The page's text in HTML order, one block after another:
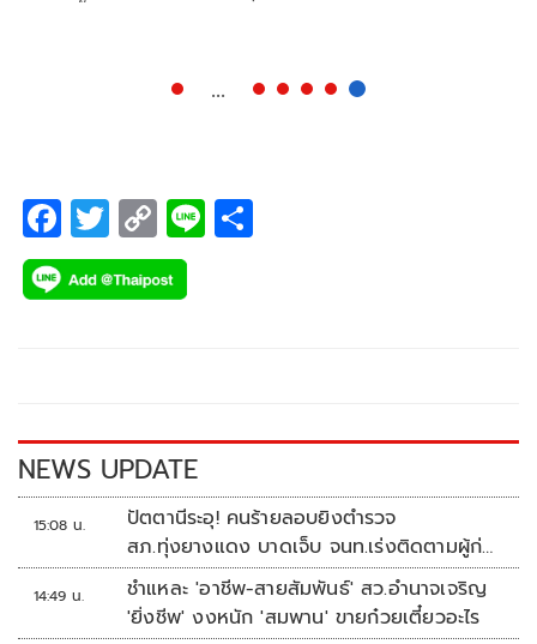
F
ac
e
k
T
wi
tt
C
o
p
k
Li
NEWS UPDATE
15:08 น.
ปัตตานีระอุ! คนร้ายลอบยิงตำรวจ
สภ.ทุ่งยางแดง บาดเจ็บ จนท.เร่งติดตามผู้ก่อ
เหตุ
14:49 น.
ชำแหละ 'อาชีพ-สายสัมพันธ์' สว.อำนาจเจริญ
'ยิ่งชีพ' งงหนัก 'สมพาน' ขายก๋วยเตี๋ยวอะไร